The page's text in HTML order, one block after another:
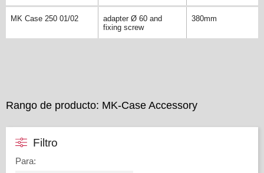
MK Case 250 01/02
adapter Ø 60 and
fixing screw
380mm
Rango de producto: MK-Case Accessory
Filtro
Para: